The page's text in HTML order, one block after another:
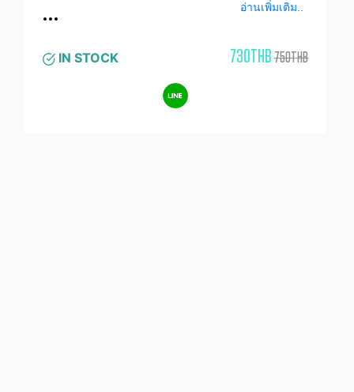
อ่านเพิ่มเติม..
IN STOCK 730THB750THB